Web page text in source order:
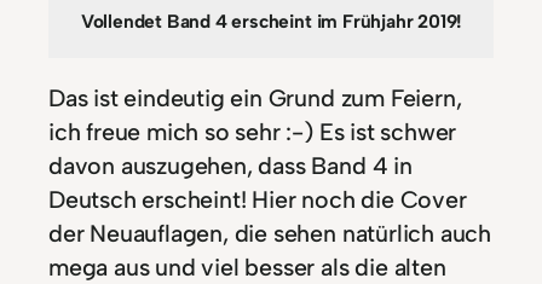
Vollendet Band 4 erscheint im Frühjahr 2019!
Das ist eindeutig ein Grund zum Feiern,
ich freue mich so sehr :-) Es ist schwer
davon auszugehen, dass Band 4 in
Deutsch erscheint! Hier noch die Cover
der Neuauflagen, die sehen natürlich auch
mega aus und viel besser als die alten